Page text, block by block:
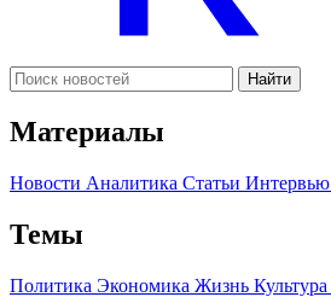
Найти
Материалы
Новости Аналитика Статьи Интервью
Темы
Политика Экономика Жизнь Культура